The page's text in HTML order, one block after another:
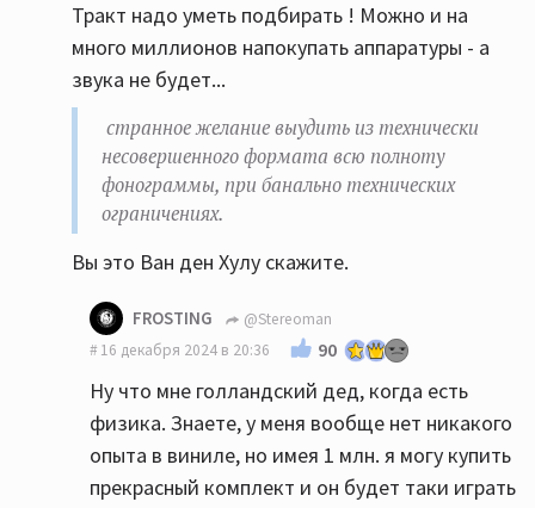
Тракт надо уметь подбирать ! Можно и на
много миллионов напокупать аппаратуры - а
звука не будет...
странное желание выудить из технически
несовершенного формата всю полноту
фонограммы, при банально технических
ограничениях.
Вы это Ван ден Хулу скажите.
FROSTING
@Stereoman
16 декабря 2024 в 20:36
90
Ну что мне голландский дед, когда есть
физика. Знаете, у меня вообще нет никакого
опыта в виниле, но имея 1 млн. я могу купить
прекрасный комплект и он будет таки играть